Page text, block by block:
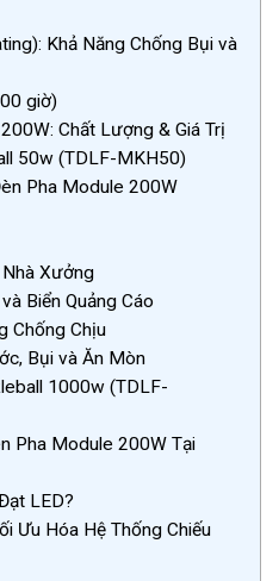
Khả Năng Chống Bụi và
giờ)
Chất Lượng & Giá Trị
50w (TDLF-MKH50)
Pha Module 200W
Xưởng
Biển Quảng Cáo
Chống Chịu
Bụi và Ăn Mòn
1000w (TDLF-
Pha Module 200W Tại
LED?
Ưu Hóa Hệ Thống Chiếu